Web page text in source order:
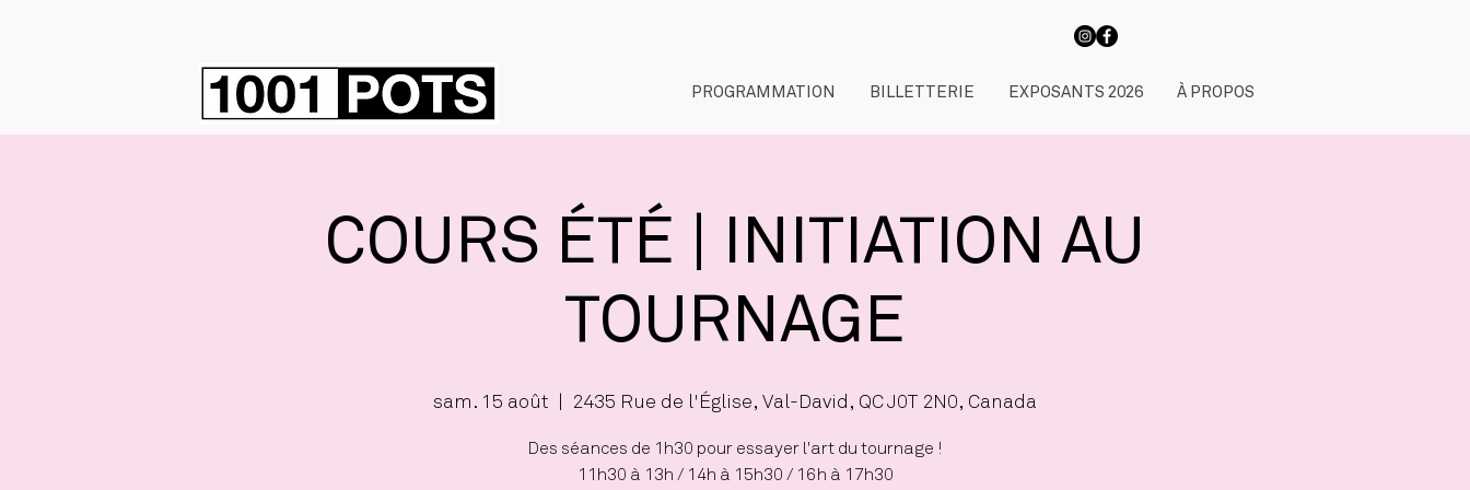
PROGRAMMATION BILLETTERIE EXPOSANTS 2026 À PROPOS
COURS ÉTÉ | INITIATION AU
TOURNAGE
sam. 15 août 2435 Rue de l'Église, Val-David, QC J0T 2N0, Canada
Des séances de 1h30 pour essayer l'art du tournage !
11h30 à 13h / 14h à 15h30 / 16h à 17h30